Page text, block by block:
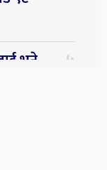
भने ५